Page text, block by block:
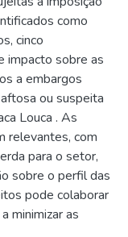
como
cinco
impacto sobre as
a embargos
ou suspeita
Louca . As
relevantes, com
para o setor,
sobre o perfil das
pode colaborar
minimizar as